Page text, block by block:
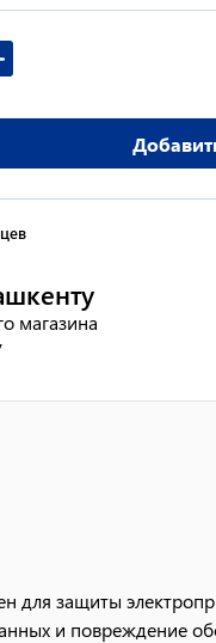
защиты
и повреждение
магазина